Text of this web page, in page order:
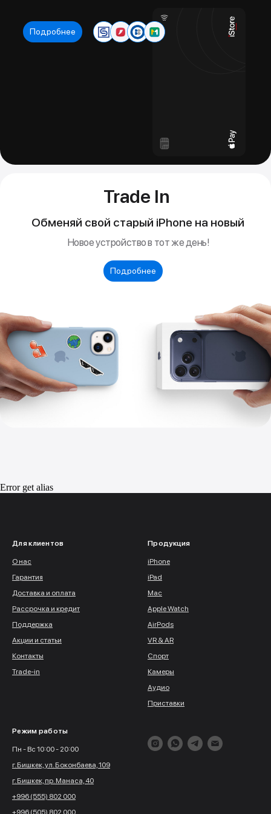
Error get alias
Для клиентов
О нас
Гарантия
Доставка и оплата
Рассрочка и кредит
Поддержка
Акции и статьи
Контакты
Trade-in
Продукция
iPhone
iPad
Mac
Apple Watch
AirPods
VR & AR
Спорт
Камеры
Аудио
Приставки
Режим работы
Пн - Вс 10:00 - 20:00
г. Бишкек, ул. Боконбаева, 109
г. Бишкек, пр. Манаса, 40
+996 (555) 802 000
+996 (505) 802 000